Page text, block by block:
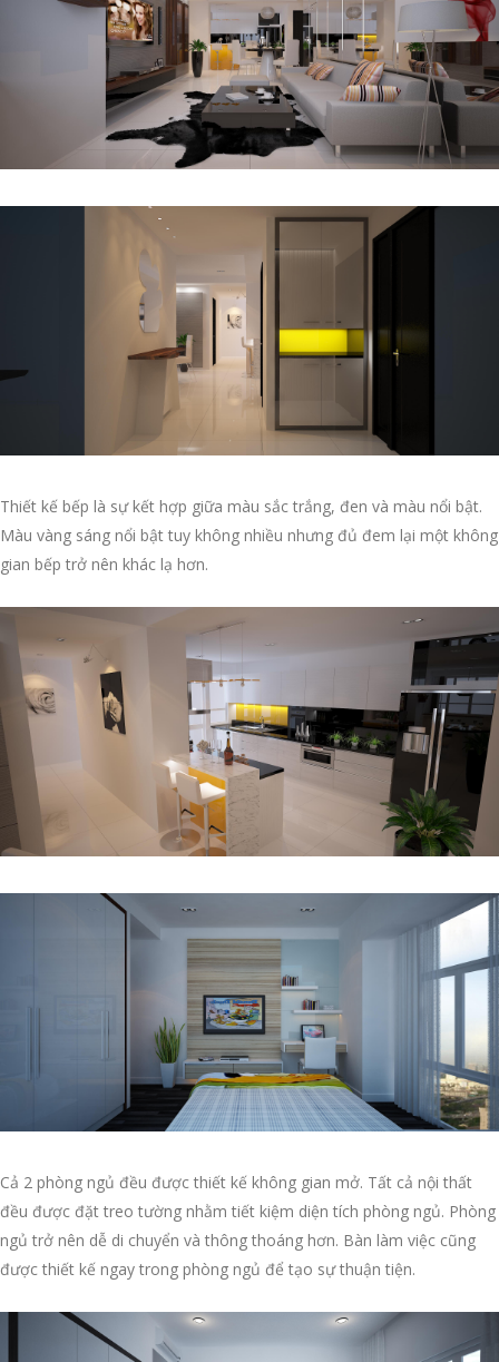
Thiết kế bếp là sự kết hợp giữa màu sắc trắng, đen và màu nổi bật.
Màu vàng sáng nổi bật tuy không nhiều nhưng đủ đem lại một không
gian bếp trở nên khác lạ hơn.
Cả 2 phòng ngủ đều được thiết kế không gian mở. Tất cả nội thất
đều được đặt treo tường nhằm tiết kiệm diện tích phòng ngủ. Phòng
ngủ trở nên dễ di chuyển và thông thoáng hơn. Bàn làm việc cũng
được thiết kế ngay trong phòng ngủ để tạo sự thuận tiện.